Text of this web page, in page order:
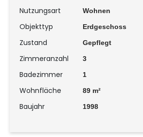
Nutzungsart Wohnen
Objekttyp Erdgeschoss
Zustand Gepflegt
Zimmeranzahl 3
Badezimmer 1
Wohnfläche 89 m²
Baujahr 1998